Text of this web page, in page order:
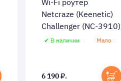
Wi-Fi роутер
Netcraze (Keenetic)
Challenger (NC-3910)
✔ В наличии Мало
6 190 ₽.
Быстрый просмотр